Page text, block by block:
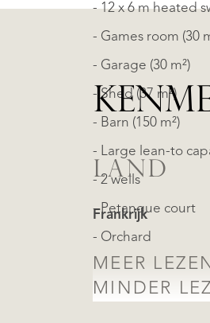
-
- Games room (30
- Garage (30 m²)
- Shed (37 m²)
- Barn (150 m²)
- Large lean-to
- 2 wells
- Petanque court
- Orchard
MEER
MINDER
LAND
Frankrijk